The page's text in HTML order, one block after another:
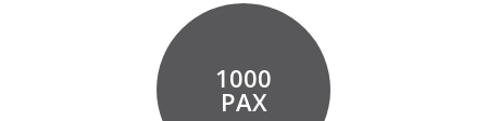
1000
PAX